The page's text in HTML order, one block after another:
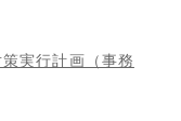
実行計画（事務